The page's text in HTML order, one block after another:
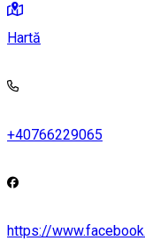
Hartă
+40766229065
https://